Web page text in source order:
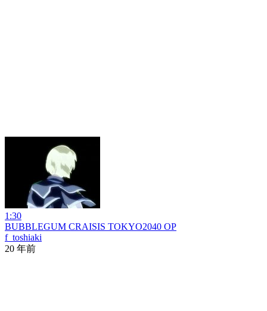
1:30
BUBBLEGUM CRAISIS TOKYO2040 OP
f_toshiaki
20 年前